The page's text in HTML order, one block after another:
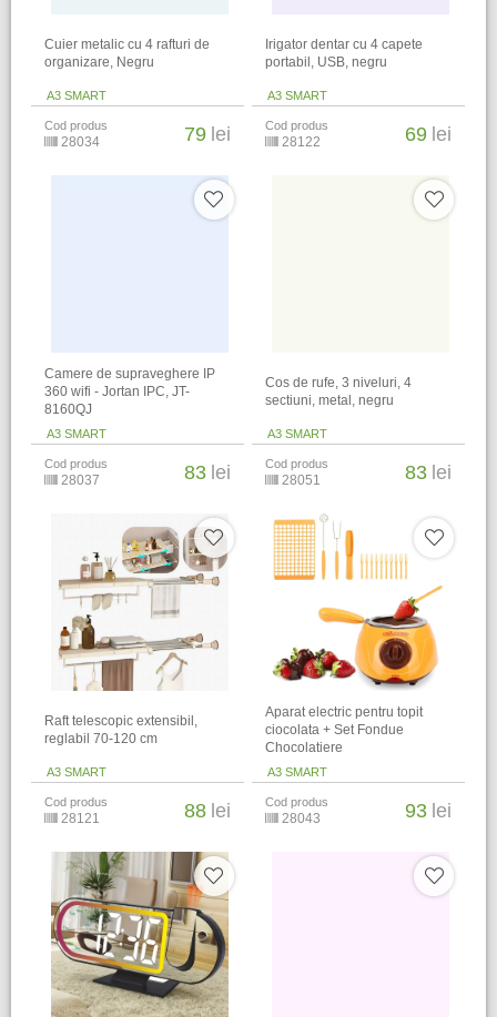
Cuier metalic cu 4 rafturi de
organizare, Negru
A3 SMART
Cod produs
28034 79 lei
Irigator dentar cu 4 capete
portabil, USB, negru
A3 SMART
Cod produs
28122 69 lei
Camere de supraveghere IP
360 wifi - Jortan IPC, JT-
8160QJ
A3 SMART
Cod produs
28037 83 lei
Cos de rufe, 3 niveluri, 4
sectiuni, metal, negru
A3 SMART
Cod produs
28051 83 lei
Raft telescopic extensibil,
reglabil 70-120 cm
A3 SMART
Cod produs
28121 88 lei
Aparat electric pentru topit
ciocolata + Set Fondue
Chocolatiere
A3 SMART
Cod produs
28043 93 lei